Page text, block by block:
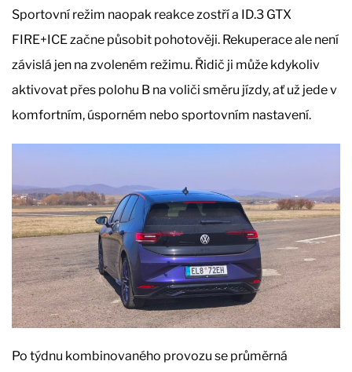
Sportovní režim naopak reakce zostří a ID.3 GTX
FIRE+ICE začne působit pohotověji. Rekuperace ale není
závislá jen na zvoleném režimu. Řidič ji může kdykoliv
aktivovat přes polohu B na voliči směru jízdy, ať už jede v
komfortním, úsporném nebo sportovním nastavení.
Po týdnu kombinovaného provozu se průměrná